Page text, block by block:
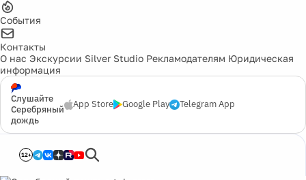
События
Контакты
О нас Экскурсии Silver Studio Рекламодателям Юридическая
информация
Слушайте
Серебряный
дождь
App Store Google Play Telegram App
12+